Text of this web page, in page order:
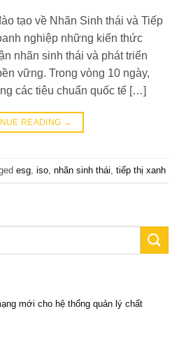
tạo về Nhãn Sinh thái và Tiếp
nghiệp những kiến thức
nhãn sinh thái và phát triển
vững. Trong vòng 10 ngày,
các tiêu chuẩn quốc tế […]
READING →
esg iso nhãn sinh thái tiếp thị xanh
mới cho hệ thống quản lý chất